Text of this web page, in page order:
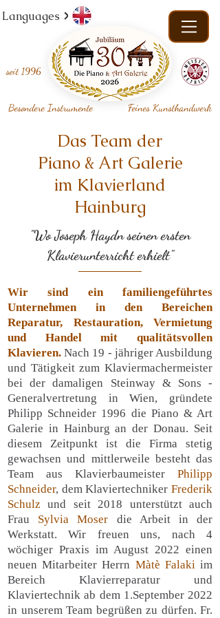
Languages
seit 1996
Besondere Instrumente Feines Kunsthandwerk
Das Team der
Piano & Art Galerie
im Klavierland
Hainburg
"Wo Joseph Haydn seinen ersten
Klavierunterricht erhielt"
Wir sind ein familiengeführtes
Unternehmen in den Bereichen
Reparatur, Restauration, Vermietung
und Handel mit qualitätsvollen
Klavieren. Nach 19 - jähriger Ausbildung
und Tätigkeit zum Klaviermachermeister
bei der damaligen Steinway & Sons -
Generalvertretung in Wien, gründete
Philipp Schneider 1996 die Piano & Art
Galerie in Hainburg an der Donau. Seit
diesem Zeitpunkt ist die Firma stetig
gewachsen und mittlerweile besteht das
Team aus Klavierbaumeister Philipp
Schneider, dem Klaviertechniker Frederik
Schulz und seit 2018 unterstützt auch
Frau Sylvia Moser die Arbeit in der
Werkstatt. Wir freuen uns, nach 4
wöchiger Praxis im August 2022 einen
neuen Mitarbeiter Herrn Màtè Falakiim
Bereich Klavierreparatur und
Klaviertechnik ab dem 1.September 2022
in unserem Team begrüßen zu dürfen. Fr.